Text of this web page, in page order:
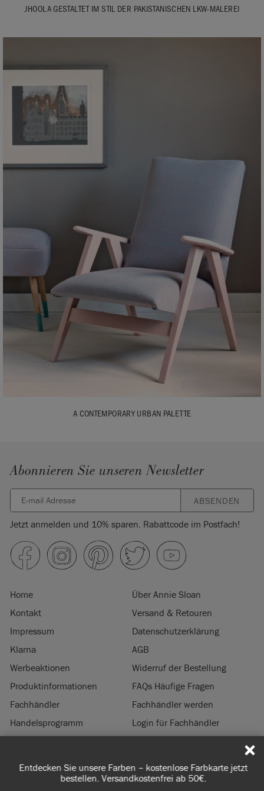
Entdecken Sie unsere Farben – kostenlose Farbkarte jetzt
bestellen. Versandkostenfrei ab 50€.
JHOOLA GESTALTET IM STIL DER PAKISTANISCHEN LKW-MALEREI
A CONTEMPORARY URBAN PALETTE
Abonnieren Sie unseren Newsletter
ABSENDEN
Jetzt anmelden und 10% sparen. Rabattcode im Postfach!
Home
Über Annie Sloan
Kontakt
Versand & Retouren
Impressum
Datenschutzerklärung
Klarna
AGB
Werbeaktionen
Widerruf der Bestellung
Produktinformationen
FAQs Häufige Fragen
Fachhändler
Fachhändler werden
Handelsprogramm
Login für Fachhändler
© 2026 ANNIE SLOAN INTERIORS LTD. ‘CHALK PAINT’ ist eine eingetragene
Marke von Annie Sloan Interiors Ltd. in US & CAN. ‘ANNIE SLOAN’ ist eine